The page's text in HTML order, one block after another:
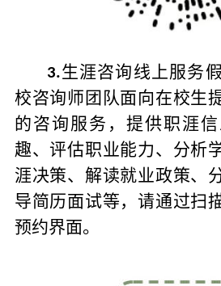
3.生涯咨询线上服务
校咨询师团队面向在校生
的咨询服务，提供职涯
趣、评估职业能力、分析
涯决策、解读就业政策、
导简历面试等，请通过扫
预约界面。